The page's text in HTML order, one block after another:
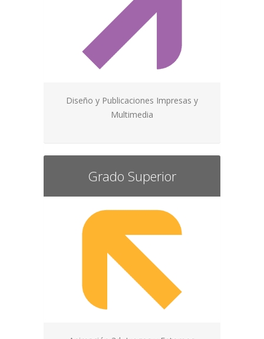
Diseño y Publicaciones Impresas y
Multimedia
Grado Superior